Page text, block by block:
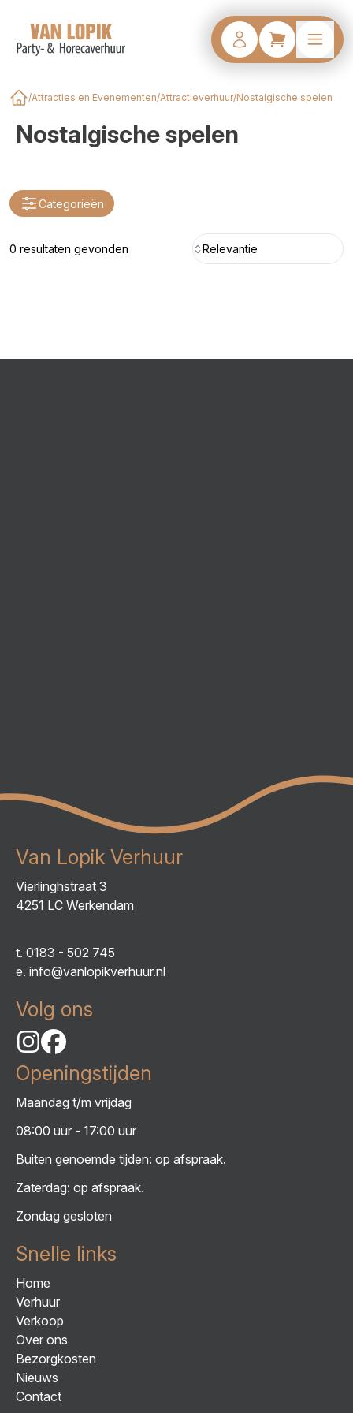
/Attracties en Evenementen/Attractieverhuur/Nostalgische spelen
Nostalgische spelen
Categorieën
0 resultaten gevonden Relevantie
Van Lopik Verhuur
Vierlinghstraat 3
4251 LC Werkendam
t. 0183 - 502 745
e. info@vanlopikverhuur.nl
Volg ons
Openingstijden
Maandag t/m vrijdag
08:00 uur - 17:00 uur
Buiten genoemde tijden: op afspraak.
Zaterdag: op afspraak.
Zondag gesloten
Snelle links
Home
Verhuur
Verkoop
Over ons
Bezorgkosten
Nieuws
Contact